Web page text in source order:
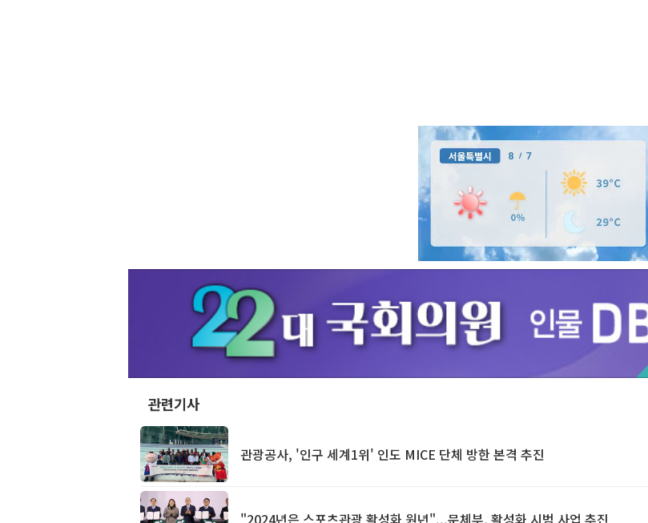
Unmute
관련기사
관광공사, '인구 세계1위' 인도 MICE 단체 방한 본격 추진
"2024년은 스포츠관광 활성화 원년"...문체부, 활성화 시범 사업 추진